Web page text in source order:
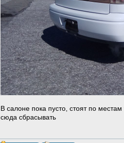
В салоне пока пусто, стоят по
сюда сбрасывать